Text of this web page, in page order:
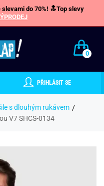
slevami do 70%! 🔝Top slevy
0
PŘIHLÁSIT SE
s dlouhým rukávem
V7 SHCS-0134